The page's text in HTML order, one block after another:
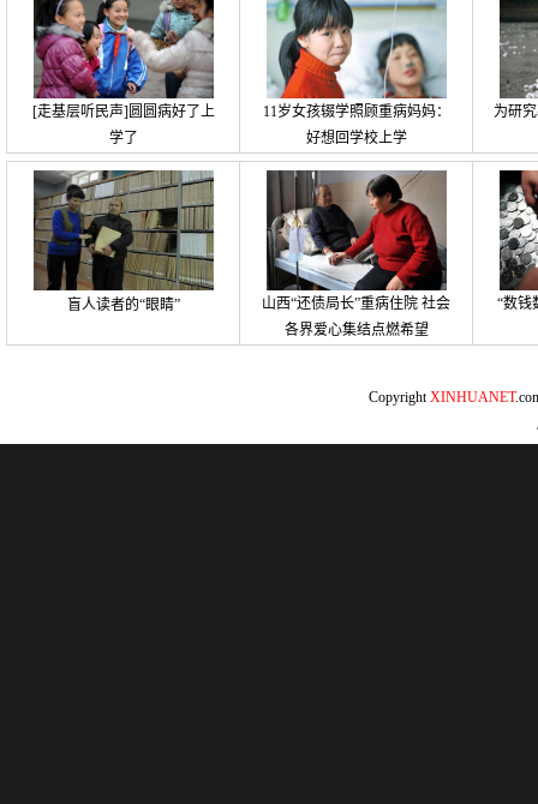
[走基层听民声]圆圆病好了上
学了
11岁女孩辍学照顾重病妈妈：
好想回学校上学
为研
盲人读者的“眼睛”
山西“还债局长”重病住院 社会
各界爱心集结点燃希望
“数钱
CopyrightXINHUANET